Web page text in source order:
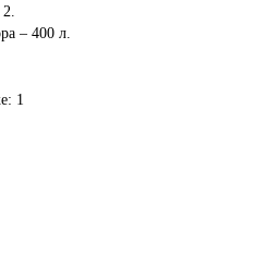
– 400 л.
1